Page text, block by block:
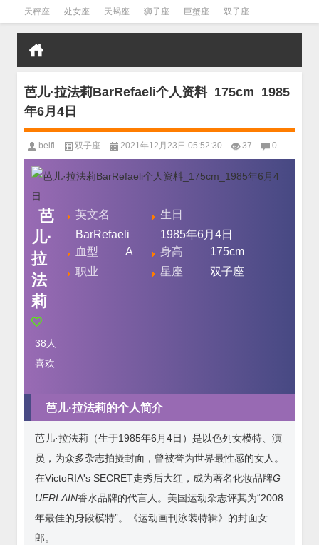
天秤座 处女座 天蝎座 狮子座 巨蟹座 双子座
金牛座 双鱼座 水瓶座
芭儿·拉法莉BarRefaeli个人资料_175cm_1985
年6月4日
belfl 双子座 2021年12月23日 05:52:30 37 0
芭
儿·
拉
法
莉
38 人
喜欢
英文名
BarRefaeli
生日
1985年6月4日
血型
A 身高
175cm
职业
星座 双子座
芭儿·拉法莉的个人简介
芭儿·拉法莉（生于1985年6月4日）是以色列女模特、演
员，为众多杂志拍摄封面，曾被誉为世界最性感的女人。
在VictoRIA's SECRET走秀后大红，成为著名化妆品牌G
UERLAIN香水品牌的代言人。美国运动杂志评其为“2008
年最佳的身段模特”。《运动画刊泳装特辑》的封面女
郎。